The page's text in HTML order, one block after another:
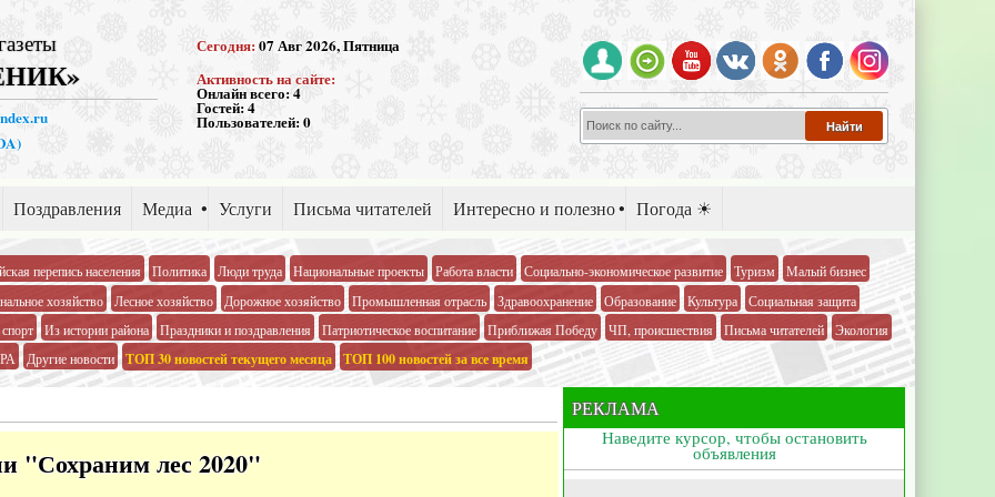
Сегодня:07 Авг 2026, Пятница
Активность на сайте:
Онлайн всего:4
Гостей:4
Пользователей:0
Поздравления Медиа Услуги Письма читателей Интересно и полезно Погода ☀
перепись населения Политика Люди труда Национальные проекты Работа власти Социально-экономическое развитие Туризм
Малый бизнес
хозяйство
Лесное хозяйство Дорожное хозяйство Промышленная отрасль Здравоохранение Образование Культура
Социальная защита
Из истории района Праздники и поздравления Патриотическое воспитание Приближая Победу ЧП, происшествия Письма читателей
Экология
Другие новости ТОП 30 новостей текущего месяца ТОП 100 новостей за все время
"Сохраним лес 2020"
РЕКЛАМА
Наведите курсор, чтобы остановить
объявления